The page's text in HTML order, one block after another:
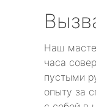
Наш
часа
пустыми
опыту за